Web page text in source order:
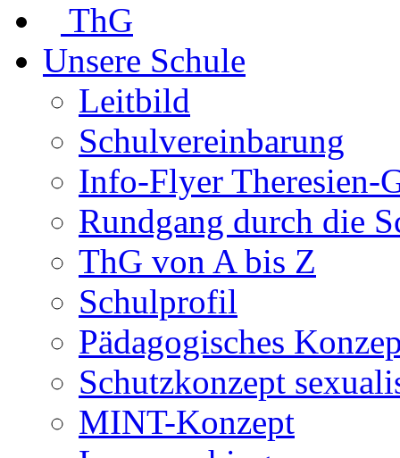
ThG
Unsere Schule
Leitbild
Schulvereinbarung
Info-Flyer Theresien-
Rundgang durch die
ThG von A bis Z
Schulprofil
Pädagogisches
Schutzkonzept
MINT-Konzept